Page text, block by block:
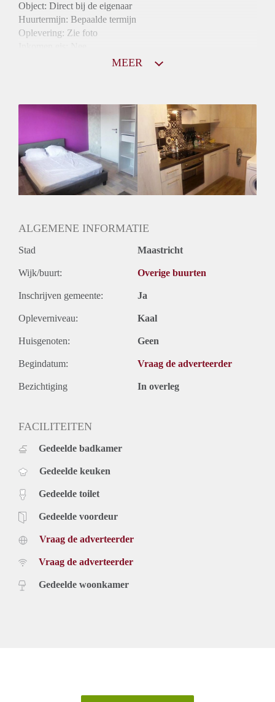
Object: Direct bij de eigenaar
Huurtermijn: Bepaalde termijn
Oplevering: Zie foto
Gedeelde Douche: Ja
Gedeelde woonkamer: Ja
Huisgenoten: Ja
Geslacht huisgenoten: Gemengd
MEER
ALGEMENE INFORMATIE
Stad Maastricht
Wijk/buurt: Overige buurten
Inschrijven gemeente: Ja
Opleverniveau: Kaal
Huisgenoten: Geen
Begindatum: Vraag de adverteerder
Bezichtiging In overleg
FACILITEITEN
Gedeelde badkamer
Gedeelde keuken
Gedeelde toilet
Gedeelde voordeur
Vraag de adverteerder
Vraag de adverteerder
Gedeelde woonkamer